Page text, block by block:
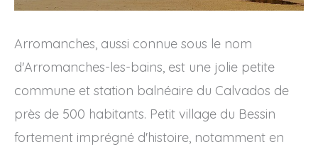
Arromanches, aussi connue sous le nom
d'Arromanches-les-bains, est une jolie petite
commune et station balnéaire du Calvados de
près de 500 habitants. Petit village du Bessin
fortement imprégné d'histoire, notamment en